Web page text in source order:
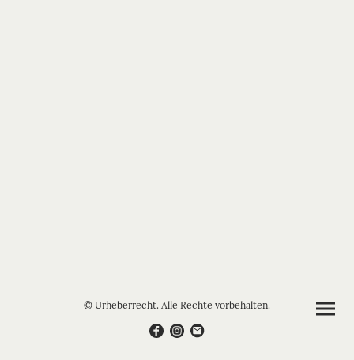
© Urheberrecht. Alle Rechte vorbehalten.